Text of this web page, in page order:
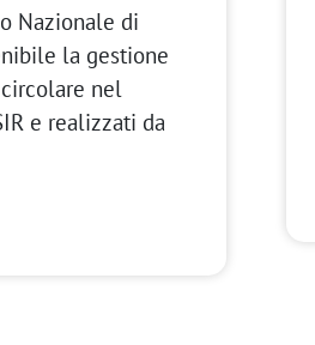
Nazionale di
la gestione
nel
e realizzati da